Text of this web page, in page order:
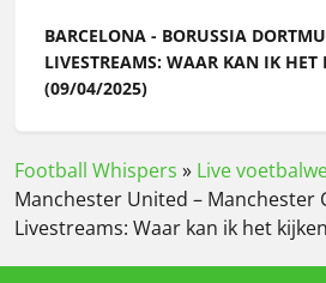
BARCELONA - BORUSSIA
LIVESTREAMS: WAAR KAN IK HET
(09/04/2025)
Football Whispers » Live
Manchester United – Manchester
Livestreams: Waar kan ik het